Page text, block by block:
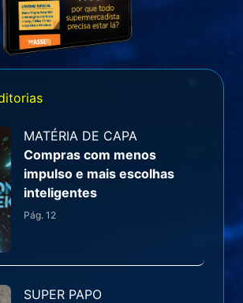
MATÉRIA DE CAPA
Compras com menos
impulso e mais escolhas
inteligentes
Pág. 12
SUPER PAPO